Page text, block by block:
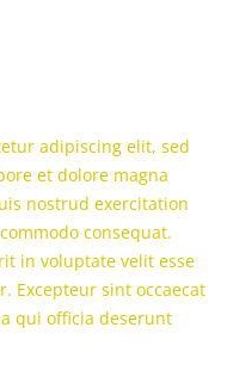
adipiscing elit, sed
et dolore magna
nostrud exercitation
consequat.
in voluptate velit esse
Excepteur sint occaecat
qui officia deserunt